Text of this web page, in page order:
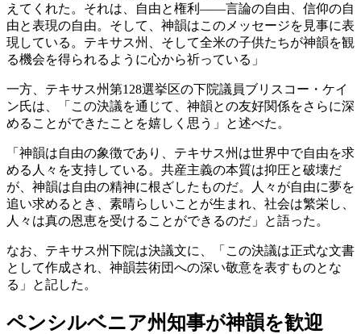
えてくれた。それは、自由と権利——言論の自由、信仰の自
由と表現の自由。そして、神韻はこのメッセージを見事に表
現している。テキサス州、そして全米の子供たちが神韻を観
る機会を得られるように心から祈っている」
一方、テキサス州第128選挙区の下院議員ブリスコー・ケイ
ン氏は、「この決議を通じて、神韻との友好関係をさらに深
めることができたことを嬉しく思う」と述べた。
「神韻は自由の象徴であり、テキサス州は世界中で自由を求
める人々を支持している。共産主義の本質は抑圧と破壊だ
が、神韻は自由の精神に根ざしたものだ。人々が自由に夢を
追い求めるとき、素晴らしいことが生まれ、社会は繁栄し、
人々は真の恩恵を受けることができるのだ」と語った。
なお、テキサス州下院は決議文に、「この決議は正式な文書
として作成され、神韻芸術団への深い敬意を表すものとな
る」と記した。
ペンシルベニア州知事が神韻を歓迎